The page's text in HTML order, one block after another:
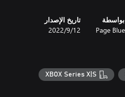
Page
تاريخ الإصدار
12‏/9‏/2022
XBOX Series X|S